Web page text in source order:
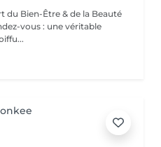
du Bien-Être & de la Beauté
vous : une véritable
Coiffu...